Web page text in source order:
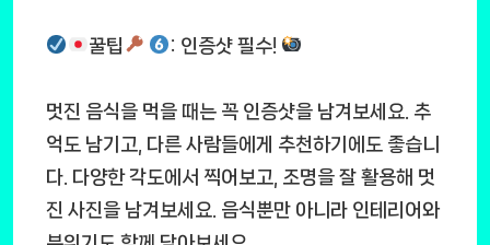
꿀팁 : 인증샷 필수!
멋진 음식을 먹을 때는 꼭 인증샷을 남겨보세요. 추
억도 남기고, 다른 사람들에게 추천하기에도 좋습니
다. 다양한 각도에서 찍어보고, 조명을 잘 활용해 멋
진 사진을 남겨보세요. 음식뿐만 아니라 인테리어와